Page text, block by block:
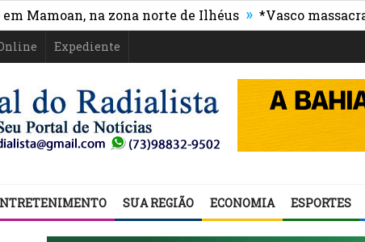
na zona norte de Ilhéus » *Vasco massacra e
Expediente
SUA REGIÃO ECONOMIA ESPORTES